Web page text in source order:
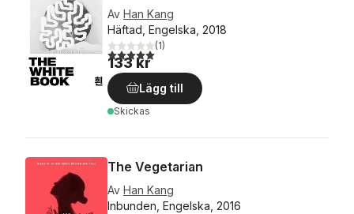
Av Han Kang
Häftad, Engelska, 2018
5,0utav 5 stjärnor. Totalt antal röster:
(1)
133 kr
Lägg till
Skickas
The Vegetarian
Av Han Kang
Inbunden, Engelska, 2016